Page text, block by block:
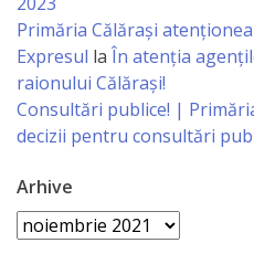
Specialist
Relații
cu
Publicul,
Operator
CISC
Primăria Călăraşi
Expresul la În atenția
raionului Călărași!
Consultări publice! |
decizii pentru consultări
Arhive
Arhive